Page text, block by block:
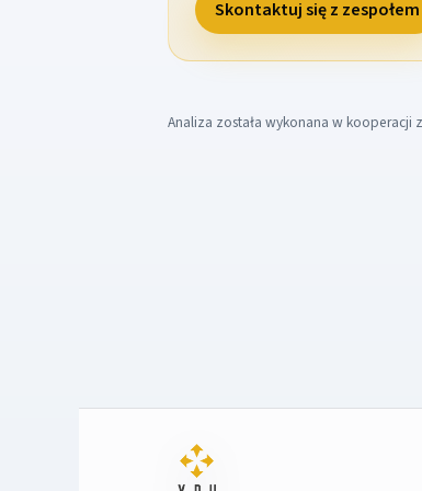
Skontaktuj się z zespołem
Analiza została wykonana w kooperacji